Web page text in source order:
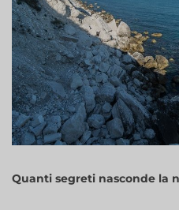
Quanti segreti nasconde la